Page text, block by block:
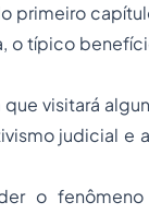
primeiro
o típico
visitará
judicial e
o fenômeno